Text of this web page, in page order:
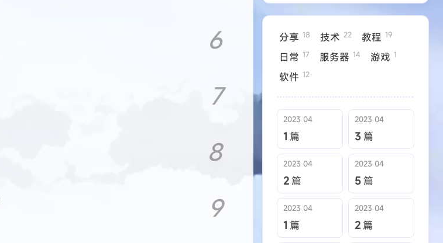
5篇
6
7
8
9
分享 18 技术 22 教程 19
日常 17 服务器 14 游戏 1
软件 12
2023 04
1 篇
2023 04
3 篇
2023 04
2 篇
2023 04
5 篇
2023 04
1 篇
2023 04
2 篇